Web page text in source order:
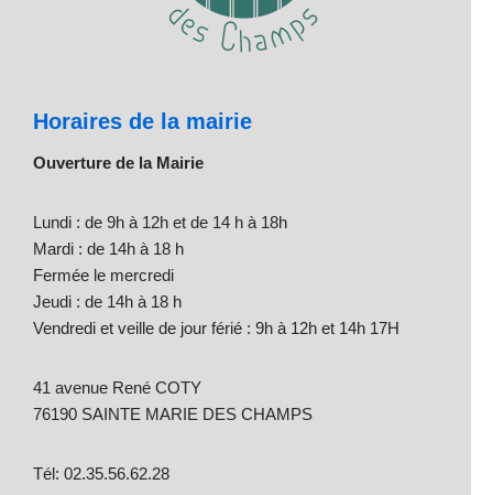
Horaires de la mairie
Ouverture de la Mairie
Lundi : de 9h à 12h et de 14 h à 18h
Mardi : de 14h à 18 h
Fermée le mercredi
Jeudi : de 14h à 18 h
Vendredi et veille de jour férié : 9h à 12h et 14h 17H
41 avenue René COTY
76190 SAINTE MARIE DES CHAMPS
Tél: 02.35.56.62.28